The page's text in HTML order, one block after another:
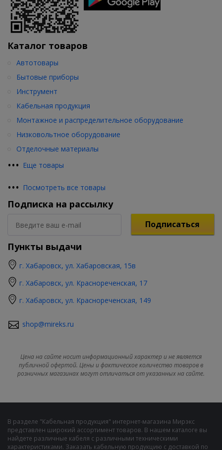
Каталог товаров
••• Еще товары
Автотовары
Бытовые приборы
Инструмент
Кабельная продукция
Монтажное и распределительное оборудование
Низковольтное оборудование
Отделочные материалы
••• Посмотреть все товары
Подписка на рассылку
Подписаться
Пункты выдачи
г. Хабаровск, ул. Хабаровская, 15в
г. Хабаровск, ул. Краснореченская, 17
г. Хабаровск, ул. Краснореченская, 149
shop@mireks.ru
Цена на сайте носит информационный характер и не является
публичной офертой. Цены и фактическое количество товаров в
розничных магазинах могут отличаться от указанных на сайте.
В разделе "Кабельная продукция" интернет-магазина Мирэкс
представлен широкий ассортимент товаров. В нашем каталоге вы
найдете различные кабеля с различными техническими
характеристиками. Заказать кабельную продукцию с доставкой по